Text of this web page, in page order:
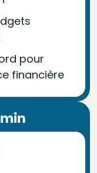
pour
financière